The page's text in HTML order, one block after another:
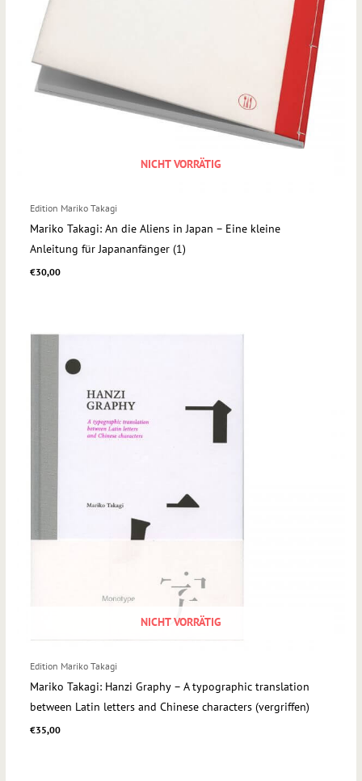
NICHT VORRÄTIG
Edition Mariko Takagi
Mariko Takagi: An die Aliens in Japan – Eine kleine
Anleitung für Japananfänger (1)
€30,00
NICHT VORRÄTIG
Edition Mariko Takagi
Mariko Takagi: Hanzi Graphy – A typographic translation
between Latin letters and Chinese characters (vergriffen)
€35,00